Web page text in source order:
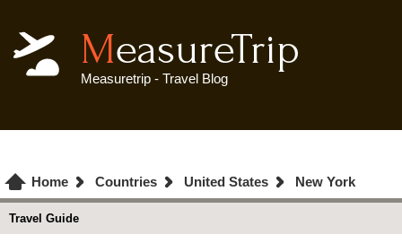
MeasureTrip
Measuretrip - Travel Blog
Home Countries United States New York
Travel Guide